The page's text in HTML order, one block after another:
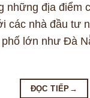
những địa điểm
các nhà đầu tư
phố lớn như Đà
ĐỌC TIẾP →